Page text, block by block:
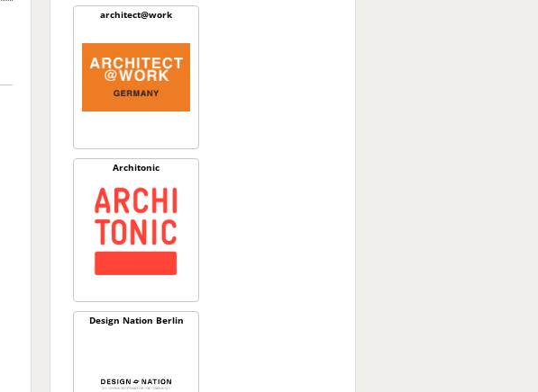
architect@work
Architonic
Design Nation Berlin